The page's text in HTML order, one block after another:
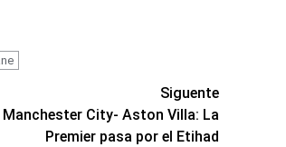
Siguente
Manchester City- Aston Villa: La
Premier pasa por el Etihad